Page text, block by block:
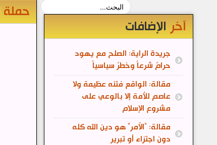
حملة
آخر الإضافات
جريدة الراية: الصلح مع يهود
حرامٌ شرعاً وخطرٌ سياسياً
مقالة: الواقع فتنه عظيمة ولا
عاصم للأمة إلا بالوعي على
مشروع الإسلام
مقالة: "الأمر" هو دين الله كله
دون اجتزاء أو تبرير